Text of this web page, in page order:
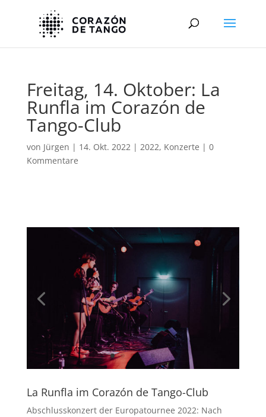
Freitag, 14. Oktober: La
Runfla im Corazón de
Tango-Club
von Jürgen | 14. Okt. 2022| 2022, Konzerte | 0
Kommentare
La Runfla im Corazón de Tango-Club
Abschlusskonzert der Europatournee 2022: Nach